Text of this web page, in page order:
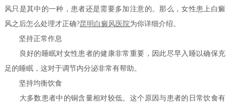
风只是其中的一种，患者还是需要多加注意的。那么，女性患上白癜
风之后怎么处理才正确?昆明白癜风医院为你详细介绍。
坚持正常作息
良好的睡眠对女性患者的健康非常重要，因此尽早入睡以确保充
足的睡眠，这对于调节内分泌非常有帮助。
坚持均衡饮食
大多数患者中的铜含量相对较低。这个原因与患者的日常饮食有